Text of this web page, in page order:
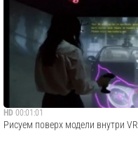
HD 00:01:01
Рисуем поверх модели внутри VR